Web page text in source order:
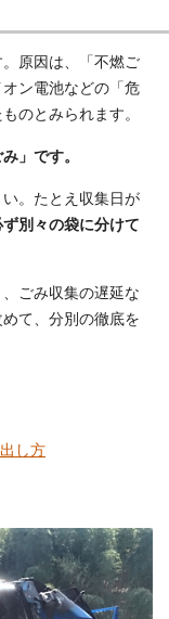
原因は、「不燃ご
ン電池などの「危
のとみられます。
み」です。
。たとえ収集日が
ず別々の袋に分けて
ごみ収集の遅延な
て、分別の徹底を
し方